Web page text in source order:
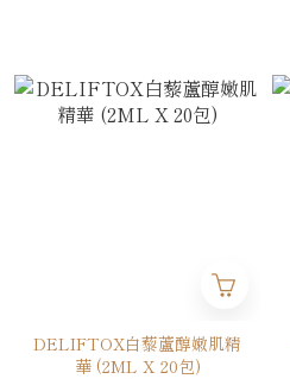
DELIFTOX白藜蘆醇嫩肌精
華 (2ML X 20包)